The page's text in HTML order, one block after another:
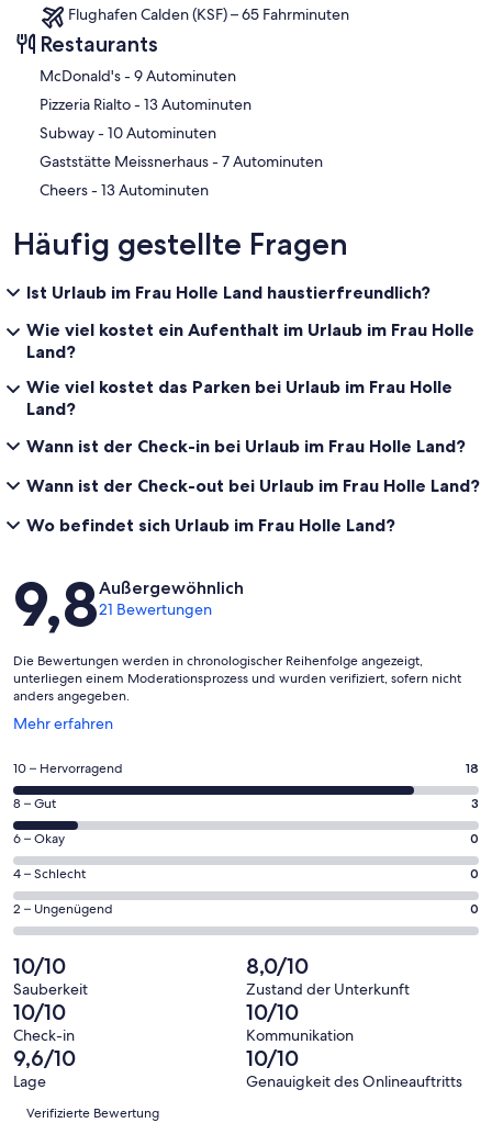
Flughafen Calden (KSF) – 65 Fahrminuten
Restaurants
‪McDonald's - ‬9 Autominuten
‪Pizzeria Rialto - ‬13 Autominuten
‪Subway - ‬10 Autominuten
‪Gaststätte Meissnerhaus - ‬7 Autominuten
‪Cheers - ‬13 Autominuten
Häufig gestellte Fragen
Ist Urlaub im Frau Holle Land haustierfreundlich?
Wie viel kostet ein Aufenthalt im Urlaub im Frau Holle
Land?
Wie viel kostet das Parken bei Urlaub im Frau Holle
Land?
Wann ist der Check-in bei Urlaub im Frau Holle Land?
Wann ist der Check-out bei Urlaub im Frau Holle Land?
Wo befindet sich Urlaub im Frau Holle Land?
Bewertungen
9,8Außergewöhnlich
21 Bewertungen
Die Bewertungen werden in chronologischer Reihenfolge angezeigt,
unterliegen einem Moderationsprozess und wurden verifiziert, sofern nicht
anders angegeben.
Mehr erfahren
Wird
einem
neuen
Fenster
geöffnet
18
von
insgesamt
21
Gästebewertungen
haben
eine
Bewertung
von
10
-
Hervorragend
10 – Hervorragend 18
3
von
insgesamt
21
Gästebewertungen
haben
eine
Bewertung
von
8
-
Gut
8 – Gut 3
0
von
insgesamt
21
Gästebewertungen
haben
eine
Bewertung
von
6
-
Okay
6 – Okay 0
0
von
insgesamt
Gästebewertungen
haben
eine
Bewertung
von
4
4 – Schlecht 0
0
von
insgesamt
21
Gästebewertungen
haben
eine
Bewertung
von
2 – Ungenügend 0
10/10
Sauberkeit
8,0/10
Zustand der Unterkunft
10/10
Check-in
10/10
Kommunikation
9,6/10
Lage
10/10
Genauigkeit des Onlineauftritts
Bewertungen
Verifizierte Bewertung